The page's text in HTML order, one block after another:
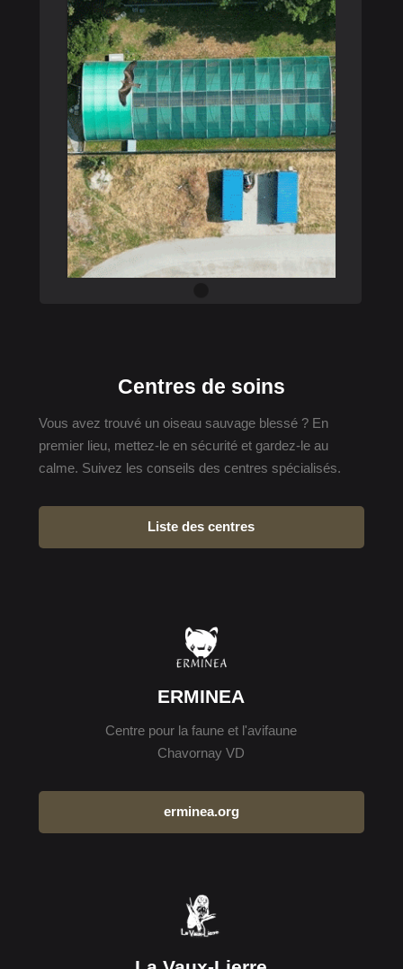
Centres de soins
Vous avez trouvé un oiseau sauvage blessé ? En
premier lieu, mettez-le en sécurité et gardez-le au
calme. Suivez les conseils des centres spécialisés.
Liste des centres
ERMINEA
Centre pour la faune et l'avifaune
Chavornay VD
erminea.org